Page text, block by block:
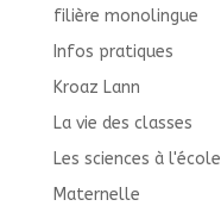
filière monolingue
Infos pratiques
Kroaz Lann
La vie des classes
Les sciences à l'école
Maternelle